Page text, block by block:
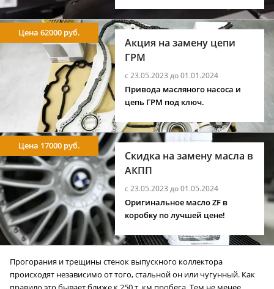
Акция на замену цепи
ГРМ
с 23.05.2023 до 01.01.2024
Цена 62000 руб.
Привода масляного насоса и
цепь ГРМ под ключ.
Скидка на замену масла в
АКПП
с 23.05.2023 до 01.05.2024
Цена 17000 руб.
Оригинальное масло ZF в
коробку по лучшей цене!
Прогорания и трещины стенок выпускного коллектора
происходят независимо от того, стальной он или чугунный. Как